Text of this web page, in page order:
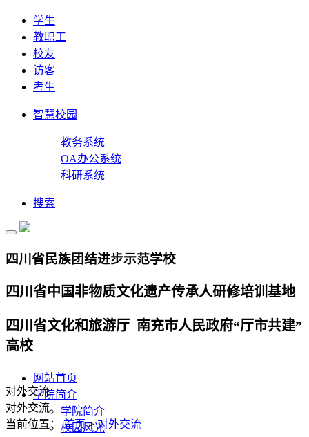
学生
教职工
校友
访客
考生
智慧校园
教务系统
OA办公系统
科研系统
搜索
四川省民族团结进步示范学校
四川省中国非物质文化遗产传承人研修培训基地
四川省文化和旅游厅 南充市人民政府“厅市共建”
高校
网站首页
学院简介
学院简介
校园风光
对外交流
对外交流
当前位置：首页>对外交流